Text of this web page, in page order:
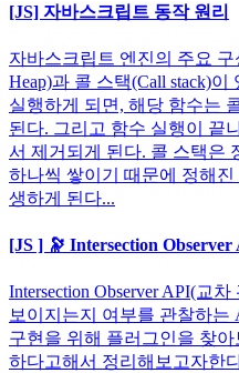
[JS] 자바스크립트 동작 원리
자바스크립트 엔진의 주요
Heap)과 콜 스택(Call stack)
실행하게 되면, 해당 함수는
된다. 그리고 함수 실행이 끝
서 제거되게 된다. 콜 스택은
하나씩 쌓이기 때문에 정해
생하게 된다...
[JS ] 🔭 Intersection Observer
Intersection Observer API(교
보이지는지 여부를 관찰하는
구현을 위해 플러그인을 찾아
하다고해서 정리해보고자한